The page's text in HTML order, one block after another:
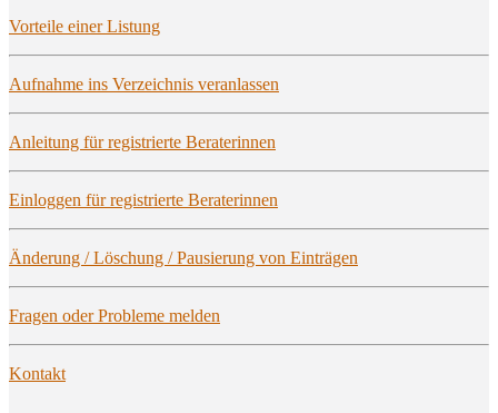
Vor­tei­le einer Listung
Auf­nah­me ins Ver­zeich­nis veranlassen
Anlei­tung für regis­trier­te Beraterinnen
Ein­log­gen für regis­trier­te Beraterinnen
Ände­rung / Löschung / Pau­sie­rung von Einträgen
Fra­gen oder Pro­ble­me melden
Kon­takt